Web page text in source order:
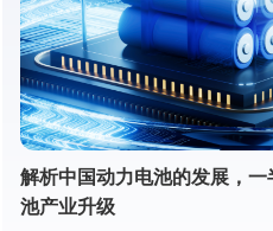
解析中国动力电池的发展，
池产业升级